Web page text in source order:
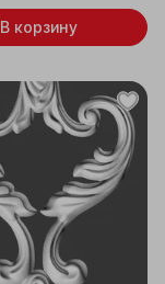
В корзину